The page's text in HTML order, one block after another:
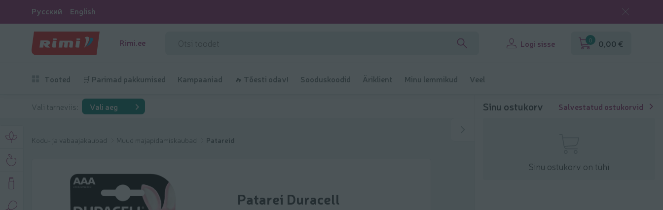
Русский English
Rimi.ee Logi sisse 0 0,00 €
Tooted 🛒 Parimad pakkumised Kampaaniad 🔥 Tõesti odav! Sooduskoodid Äriklient Minu lemmikud Veel
Vali tarneviis: Vali aeg
Kodu- ja vabaajakaubad Muud majapidamiskaubad Patareid
Patarei Duracell
Sinu ostukorv Salvestatud ostukorvid
Sinu ostukorv on tühi